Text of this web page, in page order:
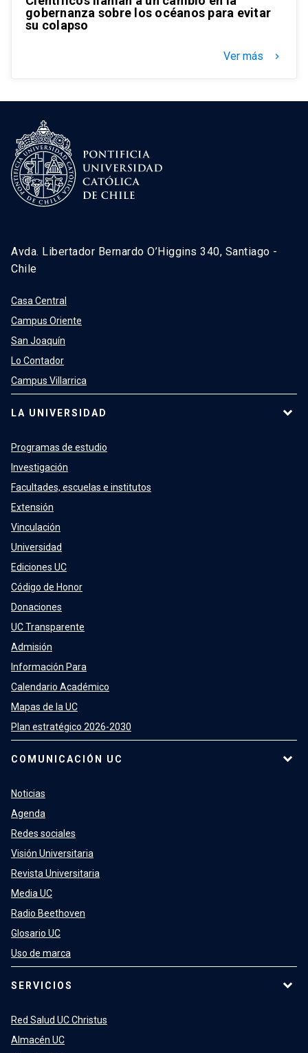
gobernanza sobre los océanos para evitar
su colapso
Ver más keyboard_arrow_right
Avda. Libertador Bernardo O’Higgins 340, Santiago -
Chile
Casa Central
Campus Oriente
San Joaquín
Lo Contador
Campus Villarrica
LA UNIVERSIDAD
Programas de estudio
Investigación
Facultades, escuelas e institutos
Extensión
Vinculación
Universidad
Ediciones UC
Código de Honor
Donaciones
UC Transparente
Admisión
Información Para
Calendario Académico
Mapas de la UC
Plan estratégico 2026-2030
COMUNICACIÓN UC
Noticias
Agenda
Redes sociales
Visión Universitaria
Revista Universitaria
Media UC
Radio Beethoven
Glosario UC
Uso de marca
SERVICIOS
Red Salud UC Christus
Almacén UC